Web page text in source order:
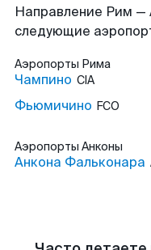
Направление Рим —
следующие
Аэропорты Рима
Чампино CIA
Фьюмичино FCO
Аэропорты Анконы
Анкона Фальконара